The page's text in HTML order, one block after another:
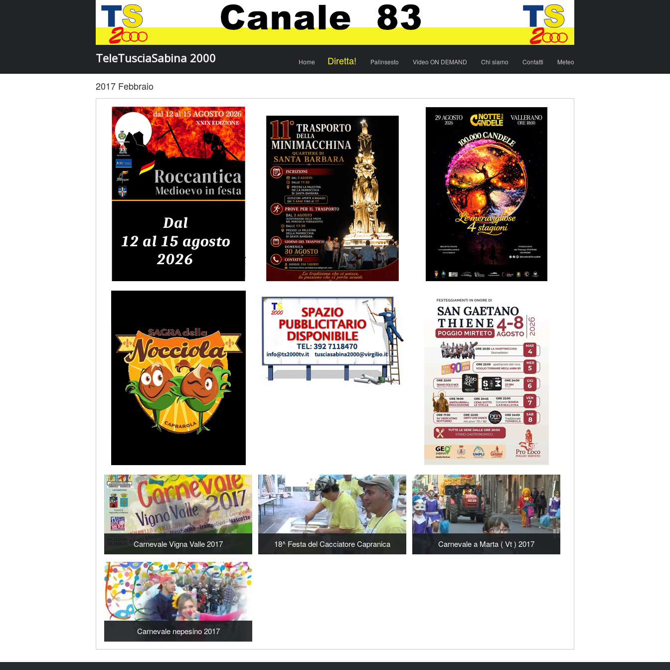
TeleTusciaSabina 2000 Home Diretta! Palinsesto Video ON DEMAND Chi siamo Contatti Meteo
2017 Febbraio
Carnevale Vigna Valle 2017 18^ Festa del Cacciatore Capranica Carnevale a Marta ( Vt ) 2017
Carnevale nepesino 2017